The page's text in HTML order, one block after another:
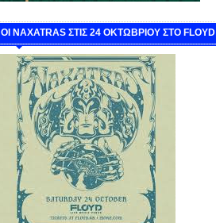
ΟΙ NAXATRAS ΣΤΙΣ 24 ΟΚΤΩΒΡΙΟΥ ΣΤΟ FLOYD